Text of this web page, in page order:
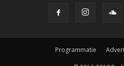
Programmatie